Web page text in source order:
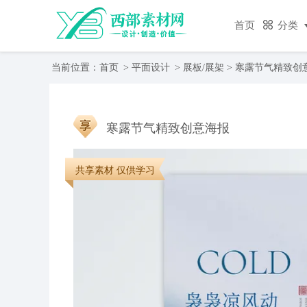
首页 分类
当前位置： 首页 > 平面设计 > 展板/展架 > 寒露节气精致创
寒露节气精致创意海报
共享素材 仅供学习